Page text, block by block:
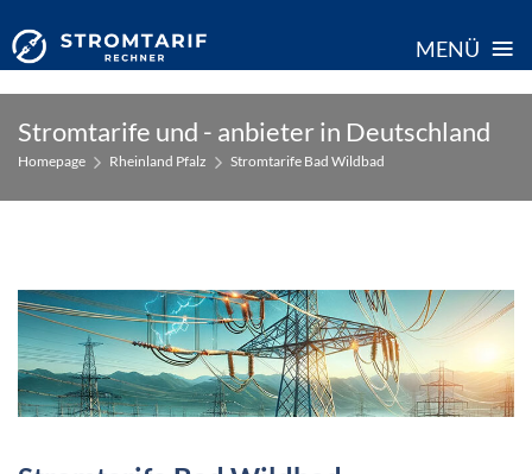
MENÜ ≡
content
Stromtarife und - anbieter in Deutschland
Homepage Rheinland Pfalz Stromtarife Bad Wildbad